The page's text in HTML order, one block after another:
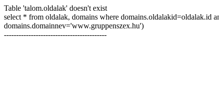
Table 'talom.oldalak' doesn't exist
select * from oldalak, domains where domains.oldalakid=oldalak.id
domains.domainnev='www.gruppenszex.hu')
------------------------------------------